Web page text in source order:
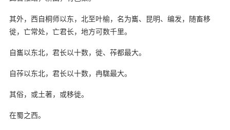
其外，西自桐师以东，北至叶榆，名为巂、昆明、编发，随畜移
徙，亡常处，亡君长，地方可数千里。
自巂以东北，君长以十数，徙、莋都最大。
自莋以东北，君长以十数，冉駹最大。
其俗，或土著，或移徙。
在蜀之西。